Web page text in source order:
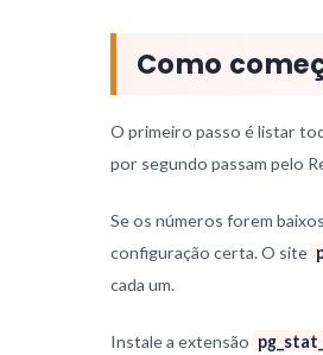
Como
O primeiro passo é listar
por segundo passam pelo
Se os números forem
configuração certa. O site
cada um.
Instale a extensão